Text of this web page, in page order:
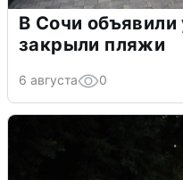
В Сочи
закрыли пляжи
6 августа 0